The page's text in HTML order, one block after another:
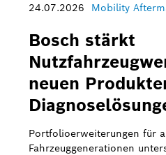
24.07.2026 Mobility
Bosch stärkt
neuen
Portfolioerweiterungen für
Fahrzeuggenerationen